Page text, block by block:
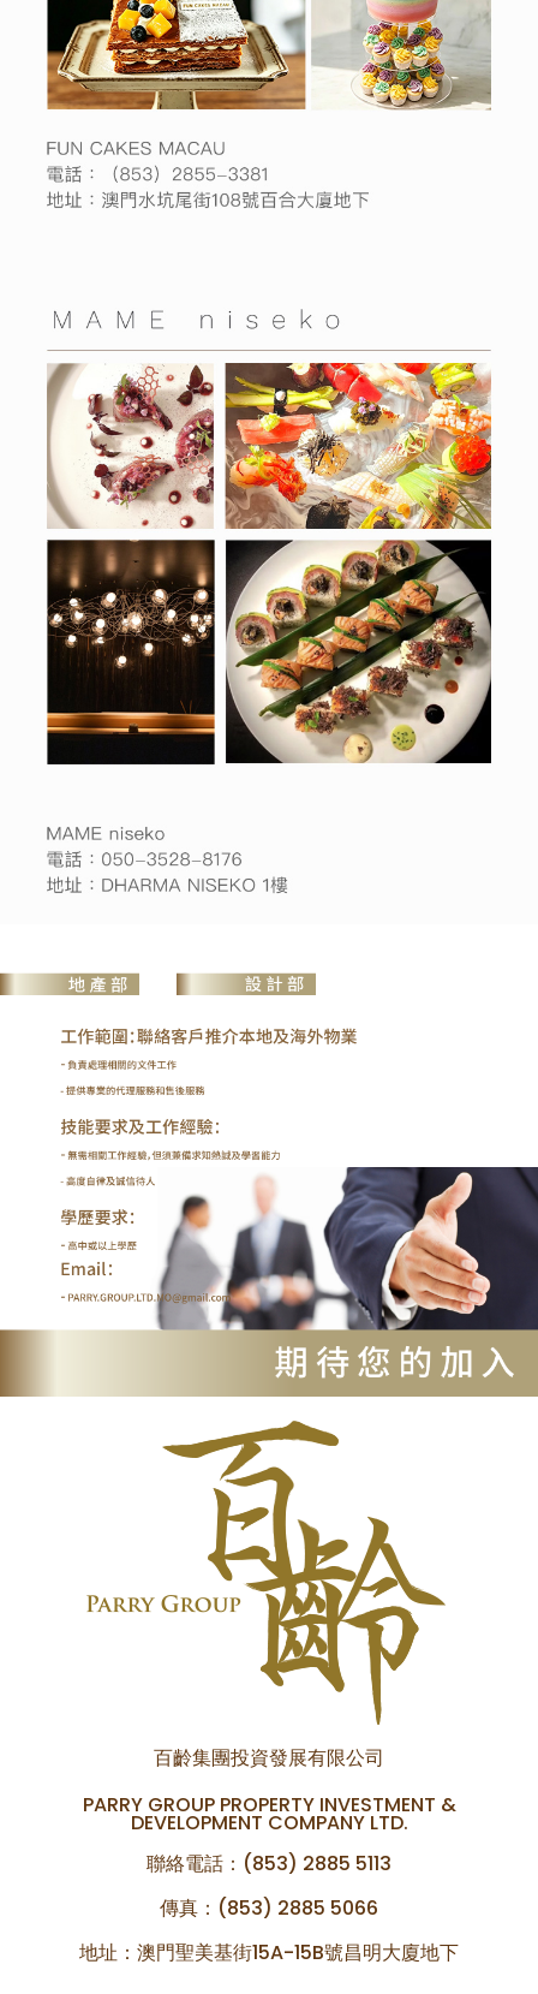
百齡集團投資發展有限公司
PARRY GROUP PROPERTY INVESTMENT &
DEVELOPMENT COMPANY LTD.
聯絡電話：(853) 2885 5113
傳真：(853) 2885 5066
地址：澳門聖美基街15A-15B號昌明大廈地下